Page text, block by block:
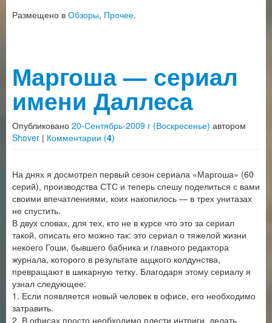
Размещено в Обзоры, Прочее.
Маргоша — сериал
имени Даллеса
Опубликовано 20-Сентябрь-2009 г (Воскресенье) автором
Shover | Комментарии (4)
На днях я досмотрел первый сезон сериала «Маргоша» (60
серий), производства СТС и теперь спешу поделиться с вами
своими впечатлениями, коих накопилось — в трех унитазах
не спустить.
В двух словах, для тех, кто не в курсе что это за сериал
такой, описать его можно так: это сериал о тяжелой жизни
некоего Гоши, бывшего бабника и главного редактора
журнала, которого в результате аццкого колдунства,
превращают в шикарную тетку. Благодаря этому сериалу я
узнал следующее:
1. Если появляется новый человек в офисе, его необходимо
затравить.
2. В офисах просто необходимо плести интриги, делать